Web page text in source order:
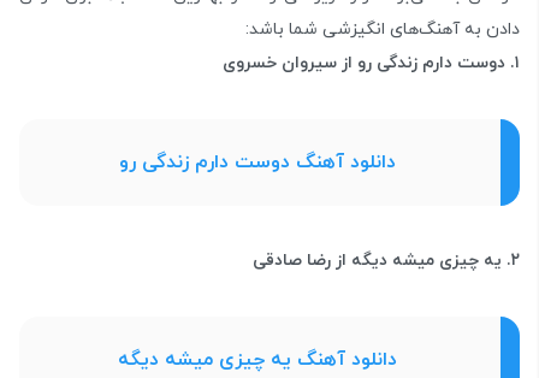
دادن به آهنگ‌های انگیزشی شما باشد:
۱. دوست دارم زندگی رو از سیروان خسروی
دانلود آهنگ دوست دارم زندگی رو
۲. یه چیزی میشه دیگه از رضا صادقی
دانلود آهنگ یه چیزی میشه دیگه